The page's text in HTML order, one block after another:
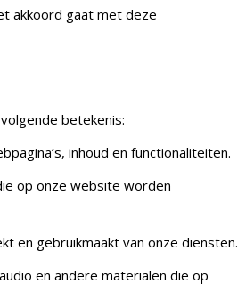
akkoord gaat met deze
betekenis:
inhoud en functionaliteiten.
op onze website worden
en gebruikmaakt van onze diensten.
en andere materialen die op